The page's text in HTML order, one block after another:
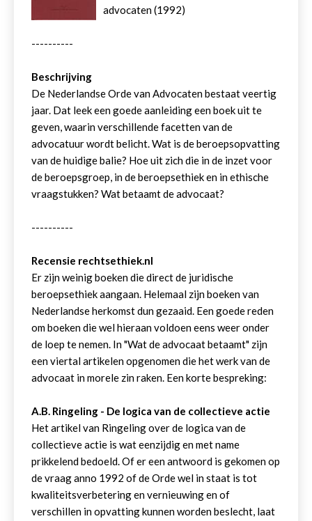
advocaten (1992)
----------
Beschrijving
De Nederlandse Orde van Advocaten bestaat veertig
jaar. Dat leek een goede aanleiding een boek uit te
geven, waarin verschillende facetten van de
advocatuur wordt belicht. Wat is de beroepsopvatting
van de huidige balie? Hoe uit zich die in de inzet voor
de beroepsgroep, in de beroepsethiek en in ethische
vraagstukken? Wat betaamt de advocaat?
----------
Recensie rechtsethiek.nl
Er zijn weinig boeken die direct de juridische
beroepsethiek aangaan. Helemaal zijn boeken van
Nederlandse herkomst dun gezaaid. Een goede reden
om boeken die wel hieraan voldoen eens weer onder
de loep te nemen. In "Wat de advocaat betaamt" zijn
een viertal artikelen opgenomen die het werk van de
advocaat in morele zin raken. Een korte bespreking:
A.B. Ringeling - De logica van de collectieve actie
Het artikel van Ringeling over de logica van de
collectieve actie is wat eenzijdig en met name
prikkelend bedoeld. Of er een antwoord is gekomen op
de vraag anno 1992 of de Orde wel in staat is tot
kwaliteitsverbetering en vernieuwing en of
verschillen in opvatting kunnen worden beslecht, laat